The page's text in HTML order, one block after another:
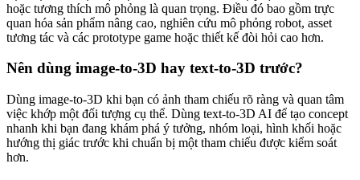
hoặc tương thích mô phỏng là quan trọng. Điều đó bao gồm trực
quan hóa sản phẩm nâng cao, nghiên cứu mô phỏng robot, asset
tương tác và các prototype game hoặc thiết kế đòi hỏi cao hơn.
Nên dùng image-to-3D hay text-to-3D trước?
Dùng image-to-3D khi bạn có ảnh tham chiếu rõ ràng và quan tâm
việc khớp một đối tượng cụ thể. Dùng text-to-3D AI để tạo concept
nhanh khi bạn đang khám phá ý tưởng, nhóm loại, hình khối hoặc
hướng thị giác trước khi chuẩn bị một tham chiếu được kiểm soát
hơn.